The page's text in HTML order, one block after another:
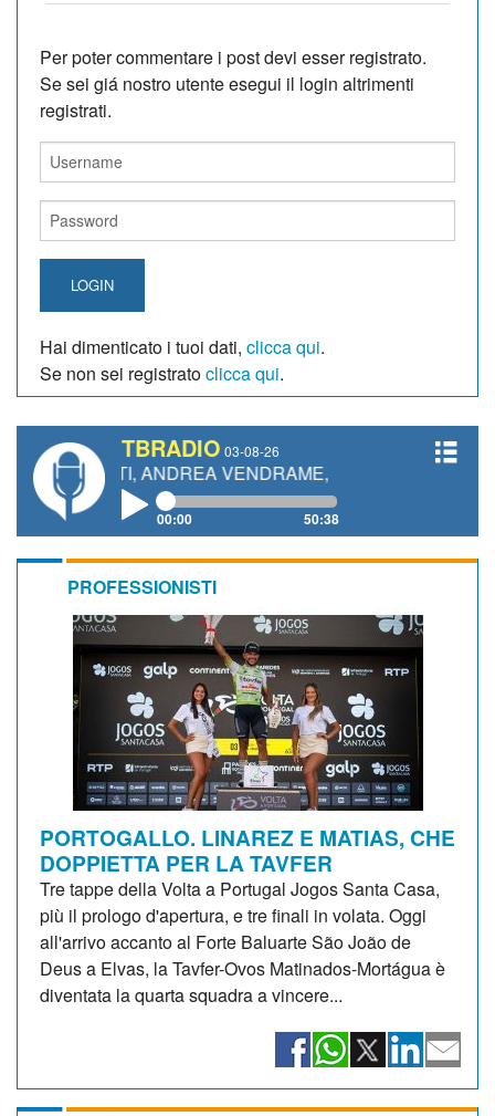
Per poter commentare i post devi esser registrato.
Se sei giá nostro utente esegui il login altrimenti
registrati.
LOGIN
Hai dimenticato i tuoi dati, clicca qui.
Se non sei registratoclicca qui.
TBRADIO 03-08-26
ANDREA VENDRAME, FILIPPO FIORELLI
00:00 50:38
PROFESSIONISTI
PORTOGALLO. LINAREZ E MATIAS, CHE
DOPPIETTA PER LA TAVFER
Tre tappe della Volta a Portugal Jogos Santa Casa,
più il prologo d'apertura, e tre finali in volata. Oggi
all'arrivo accanto al Forte Baluarte São João de
Deus a Elvas, la Tavfer-Ovos Matinados-Mortágua è
diventata la quarta squadra a vincere...